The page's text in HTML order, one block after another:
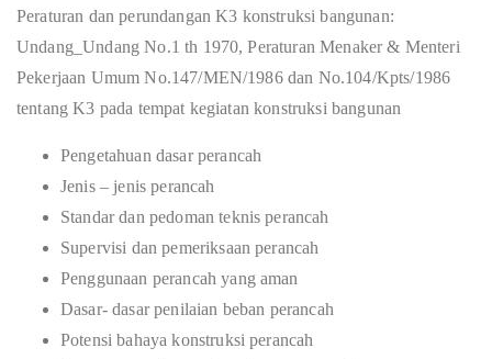
Peraturan dan perundangan K3 konstruksi bangunan:
Undang_Undang No.1 th 1970, Peraturan Menaker & Menteri
Pekerjaan Umum No.147/MEN/1986 dan No.104/Kpts/1986
tentang K3 pada tempat kegiatan konstruksi bangunan
Pengetahuan dasar perancah
Jenis – jenis perancah
Standar dan pedoman teknis perancah
Supervisi dan pemeriksaan perancah
Penggunaan perancah yang aman
Dasar- dasar penilaian beban perancah
Potensi bahaya konstruksi perancah